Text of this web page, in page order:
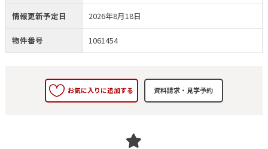
情報更新予定日 2026年8月18日
物件番号 1061454
お気に入りに追加する